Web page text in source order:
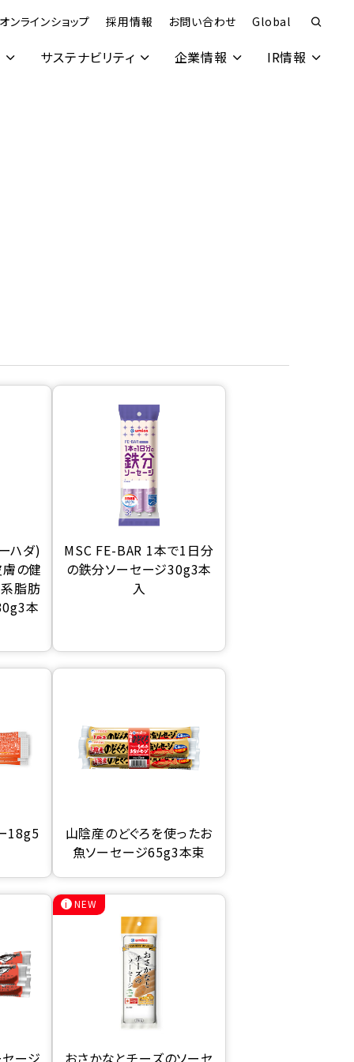
ンラインショップ 採用情報 お問い合わせ Global
サステナビリティ 企業情報 IR情報
ハダ)
の健
脂肪
本
MSC FE-BAR 1本で1日分
の鉄分ソーセージ30g3本
入
18g5
山陰産のどぐろを使ったお
魚ソーセージ65g3本束
NEW